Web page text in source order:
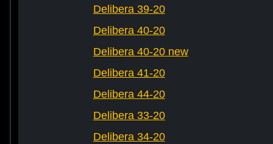
Delibera 39-20
Delibera 40-20
Delibera 40-20 new
Delibera 41-20
Delibera 44-20
Delibera 33-20
Delibera 34-20